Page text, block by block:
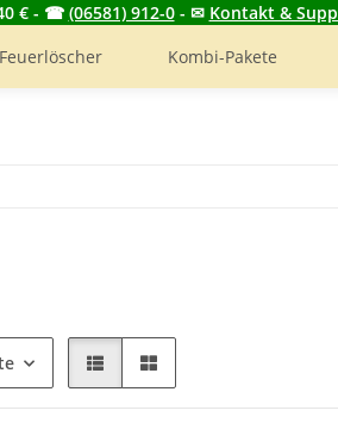
€ - ☎ (06581) 912-0- ✉ Kontakt &
Kombi-Pakete